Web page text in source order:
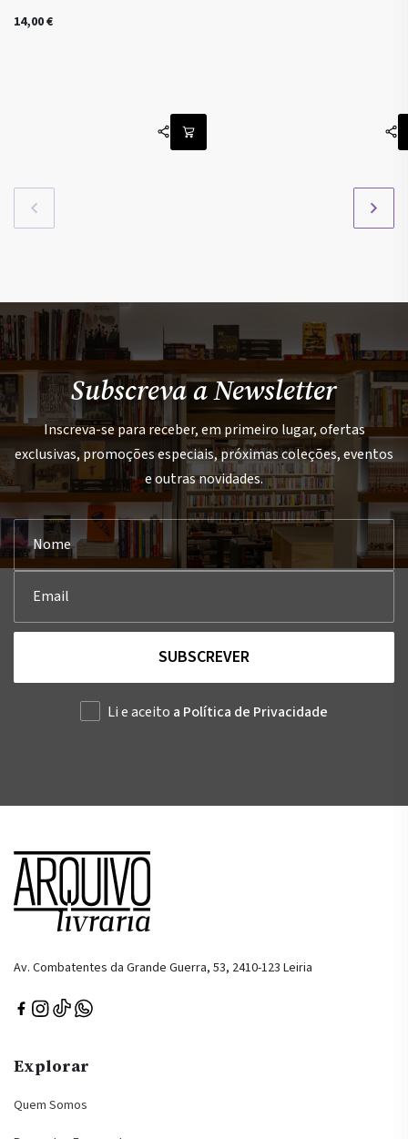
14,00€
Subscreva a Newsletter
Inscreva-se para receber, em primeiro lugar, ofertas
exclusivas, promoções especiais, próximas coleções, eventos
e outras novidades.
SUBSCREVER
Li e aceito a Política de Privacidade
Av. Combatentes da Grande Guerra, 53, 2410-123 Leiria
Explorar
Quem Somos